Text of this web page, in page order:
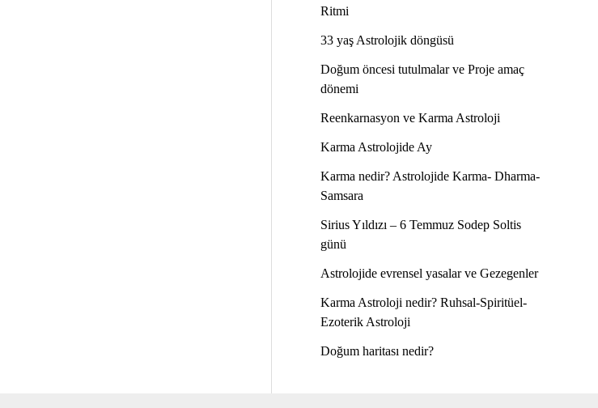
Ritmi
33 yaş Astrolojik döngüsü
Doğum öncesi tutulmalar ve Proje amaç
dönemi
Reenkarnasyon ve Karma Astroloji
Karma Astrolojide Ay
Karma nedir? Astrolojide Karma- Dharma-
Samsara
Sirius Yıldızı – 6 Temmuz Sodep Soltis
günü
Astrolojide evrensel yasalar ve Gezegenler
Karma Astroloji nedir? Ruhsal-Spiritüel-
Ezoterik Astroloji
Doğum haritası nedir?